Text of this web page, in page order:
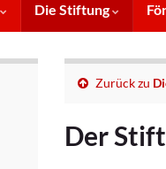
Die Stiftung
Zurück zu
Der